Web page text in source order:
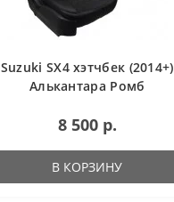
Suzuki SX4 хэтчбек (2014+)
Алькантара Ромб
8 500 р.
В КОРЗИНУ